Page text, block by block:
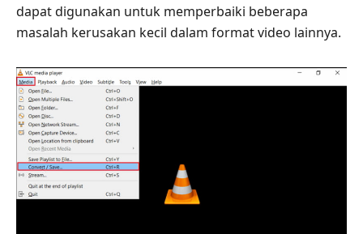
dapat digunakan untuk memperbaiki beberapa
masalah kerusakan kecil dalam format video lainnya.